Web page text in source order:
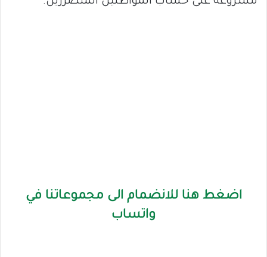
اضغط هنا للانضمام الى مجموعاتنا في
واتساب